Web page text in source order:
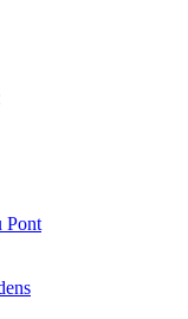
Pont